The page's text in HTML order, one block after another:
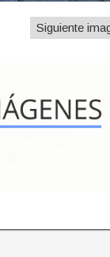
Siguiente